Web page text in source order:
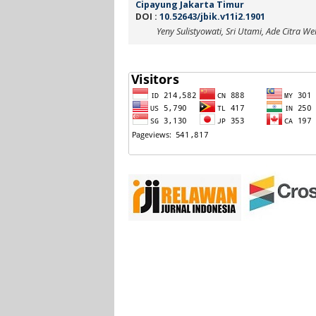
Cipayung Jakarta Timur
DOI : 10.52643/jbik.v11i2.1901
Yeny Sulistyowati, Sri Utami, Ade Citra